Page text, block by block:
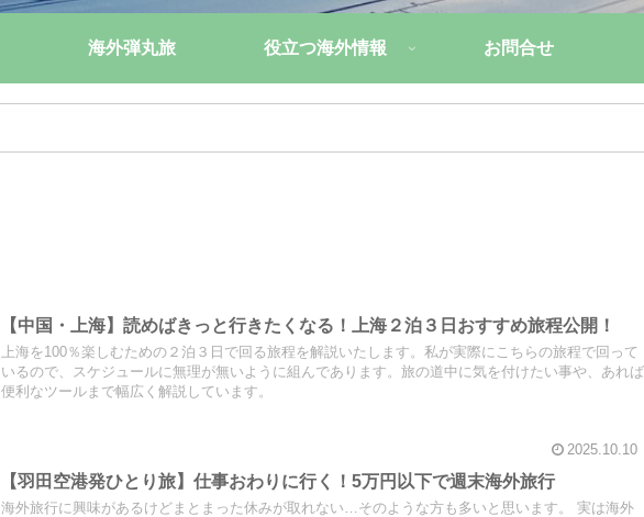
海外弾丸旅 役立つ海外情報 お問合せ
【中国・上海】読めばきっと行きたくなる！上海２泊３日おすすめ旅程公開！
上海を100％楽しむための２泊３日で回る旅程を解説いたします。私が実際にこちらの旅程で回って
いるので、スケジュールに無理が無いように組んであります。旅の道中に気を付けたい事や、あれば
便利なツールまで幅広く解説しています。
2025.10.10
【羽田空港発ひとり旅】仕事おわりに行く！5万円以下で週末海外旅行
海外旅行に興味があるけどまとまった休みが取れない…そのような方も多いと思います。 実は海外